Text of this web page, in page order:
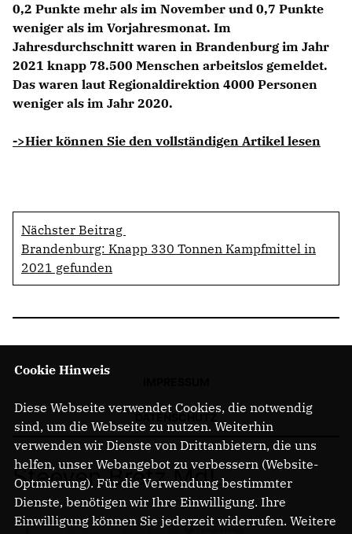
0,2 Punkte mehr als im November und 0,7 Punkte
weniger als im Vorjahresmonat. Im
Jahresdurchschnitt waren in Brandenburg im Jahr
2021 knapp 78.500 Menschen arbeitslos gemeldet.
Das waren laut Regionaldirektion 4000 Personen
weniger als im Jahr 2020.
->Hier können Sie den vollständigen Artikel lesen
Nächster Beitrag
Brandenburg: Knapp 330 Tonnen Kampfmittel in
2021 gefunden
Steeven Bretz MdL
Cookie Hinweis
Diese Webseite verwendet Cookies, die notwendig
sind, um die Webseite zu nutzen. Weiterhin
verwenden wir Dienste von Drittanbietern, die uns
helfen, unser Webangebot zu verbessern (Website-
Optmierung). Für die Verwendung bestimmter
Dienste, benötigen wir Ihre Einwilligung. Ihre
Einwilligung können Sie jederzeit widerrufen. Weitere